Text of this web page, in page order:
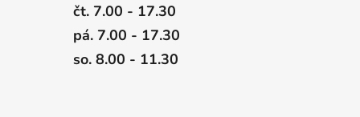
čt. 7.00 - 17.30
pá. 7.00 - 17.30
so. 8.00 - 11.30